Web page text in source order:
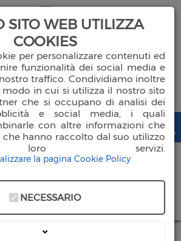
Chi Siamo
Ambulatori
DONA ORA
SITO WEB UTILIZZA
COOKIES
per personalizzare contenuti ed
funzionalità dei social media e
traffico. Condividiamo inoltre
in cui si utilizza il nostro sito
che si occupano di analisi dei
e social media, i quali
con altre informazioni che
hanno raccolto dal suo utilizzo
servizi.
la pagina Cookie Policy
NECESSARIO